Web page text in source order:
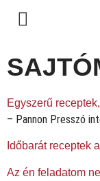
Egyszerű
– Pannon Presszó
Időbarát receptek
Az én feladatom